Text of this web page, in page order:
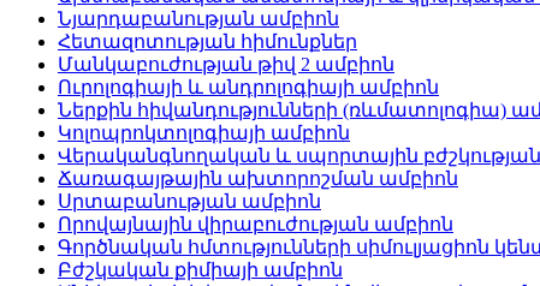
Նյարդաբանության ամբիոն
Հետազոտության հիմունքներ
Մանկաբուժության թիվ 2 ամբիոն
Ուրոլոգիայի և անդրոլոգիայի ամբիոն
Ներքին հիվանդությունների (ռևմատոլոգիա)
Կոլոպրոկտոլոգիայի ամբիոն
Վերականգնողական և սպորտային
Ճառագայթային ախտորոշման ամբիոն
Սրտաբանության ամբիոն
Որովայնային վիրաբուժության ամբիոն
Գործնական հմտությունների սիմուլյացիոն
Բժշկական քիմիայի ամբիոն